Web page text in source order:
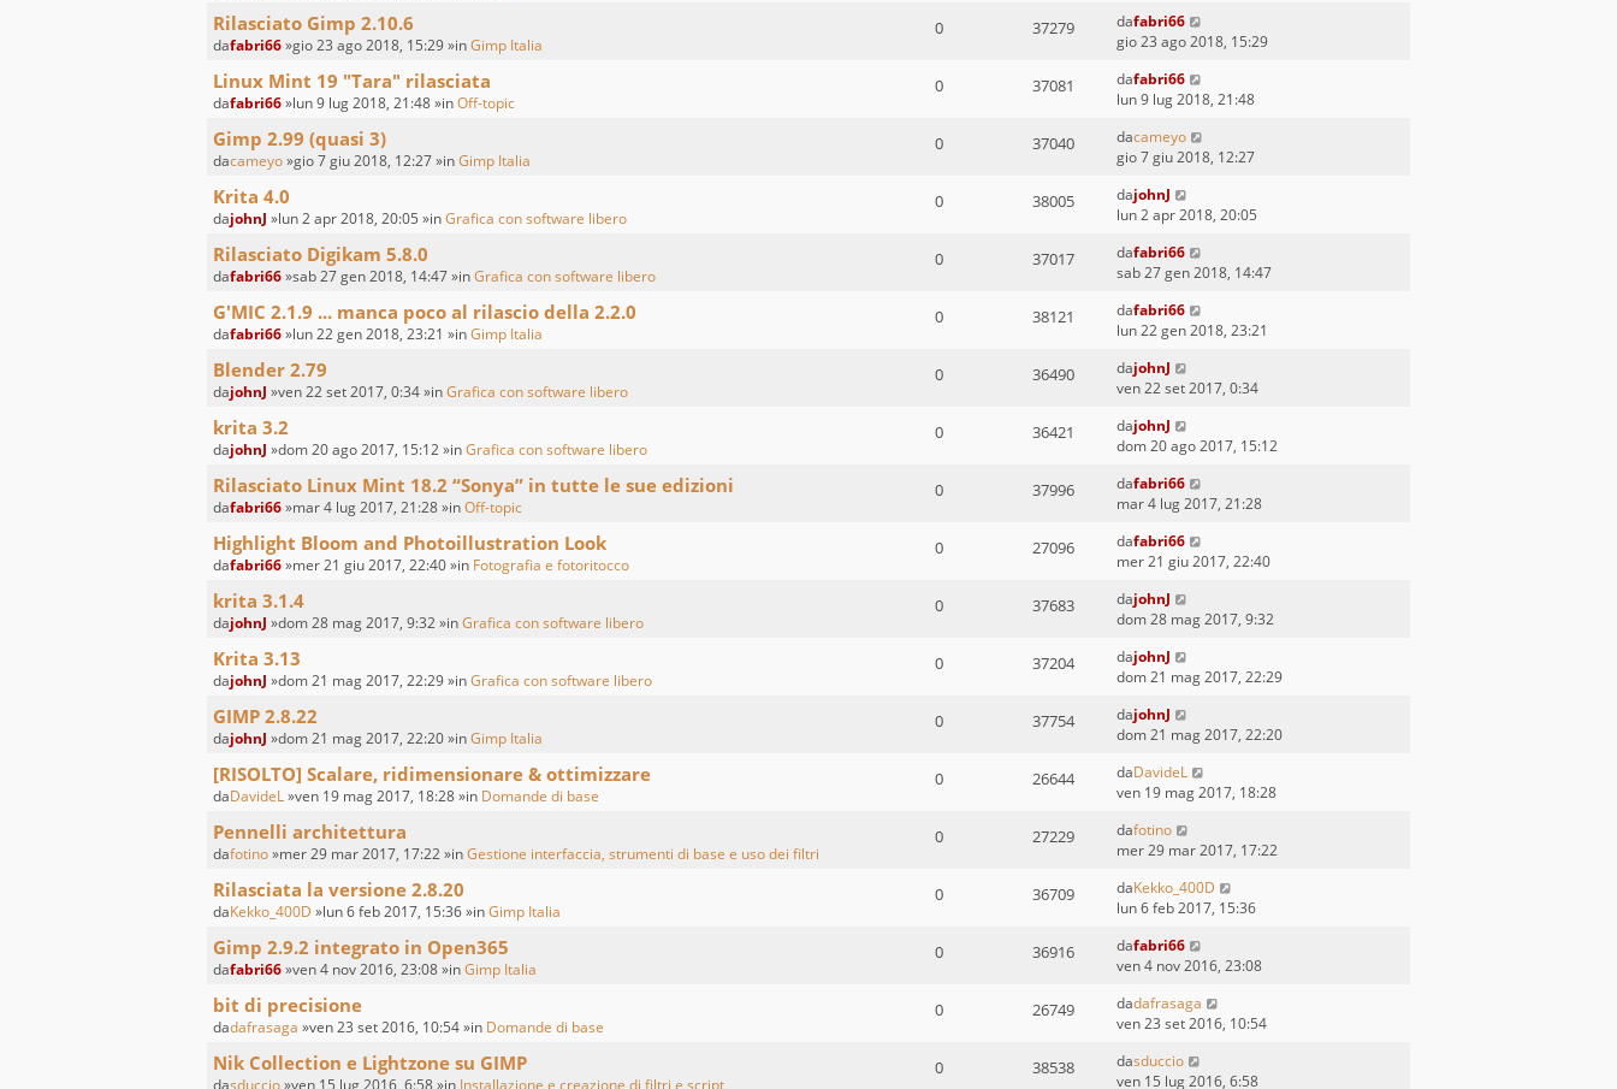
Rilasciato Gimp 2.10.6
dafabri66»gio 23 ago 2018, 15:29 »inGimp Italia
0 37279 dafabri66
gio 23 ago 2018, 15:29
Linux Mint 19 "Tara" rilasciata
dafabri66»lun 9 lug 2018, 21:48 »inOff-topic
0 37081 dafabri66
lun 9 lug 2018, 21:48
Gimp 2.99 (quasi 3)
dacameyo»gio 7 giu 2018, 12:27 »inGimp Italia
0 37040 dacameyo
gio 7 giu 2018, 12:27
Krita 4.0
dajohnJ »lun 2 apr 2018, 20:05 »inGrafica con software libero
0 38005 dajohnJ
lun 2 apr 2018, 20:05
Rilasciato Digikam 5.8.0
dafabri66»sab 27 gen 2018, 14:47 »inGrafica con software libero
0 37017 dafabri66
sab 27 gen 2018, 14:47
G'MIC 2.1.9 ... manca poco al rilascio della 2.2.0
dafabri66»lun 22 gen 2018, 23:21 »inGimp Italia
0 38121 dafabri66
lun 22 gen 2018, 23:21
Blender 2.79
dajohnJ »ven 22 set 2017, 0:34 »inGrafica con software libero
0 36490 dajohnJ
ven 22 set 2017, 0:34
krita 3.2
dajohnJ »dom 20 ago 2017, 15:12 »inGrafica con software libero
0 36421 dajohnJ
dom 20 ago 2017, 15:12
Rilasciato Linux Mint 18.2 “Sonya” in tutte le sue edizioni
dafabri66»mar 4 lug 2017, 21:28 »inOff-topic
0 37996 dafabri66
mar 4 lug 2017, 21:28
Highlight Bloom and Photoillustration Look
dafabri66»mer 21 giu 2017, 22:40 »in Fotografia e fotoritocco
0 27096 dafabri66
mer 21 giu 2017, 22:40
krita 3.1.4
dajohnJ »dom 28 mag 2017, 9:32 »inGrafica con software libero
0 37683 dajohnJ
dom 28 mag 2017, 9:32
Krita 3.13
dajohnJ »dom 21 mag 2017, 22:29 »inGrafica con software libero
0 37204 dajohnJ
dom 21 mag 2017, 22:29
GIMP 2.8.22
dajohnJ »dom 21 mag 2017, 22:20 »inGimp Italia
0 37754 dajohnJ
dom 21 mag 2017, 22:20
[RISOLTO] Scalare, ridimensionare & ottimizzare
daDavideL»ven 19 mag 2017, 18:28 »in Domande di base
0 26644 daDavideL
ven 19 mag 2017, 18:28
Pennelli architettura
dafotino»mer 29 mar 2017, 17:22 »inGestione interfaccia, strumenti di base e uso dei filtri
0 27229 dafotino
mer 29 mar 2017, 17:22
Rilasciata la versione 2.8.20
daKekko_400D »lun 6 feb 2017, 15:36 »inGimp Italia
0 36709 daKekko_400D
lun 6 feb 2017, 15:36
Gimp 2.9.2 integrato in Open365
dafabri66»ven 4 nov 2016, 23:08 »inGimp Italia
0 36916 dafabri66
ven 4 nov 2016, 23:08
bit di precisione
dadafrasaga »ven 23 set 2016, 10:54 »in Domande di base
0 26749 dadafrasaga
ven 23 set 2016, 10:54
Nik Collection e Lightzone su GIMP 0 38538 dasduccio
ven 15 lug 2016, 6:58